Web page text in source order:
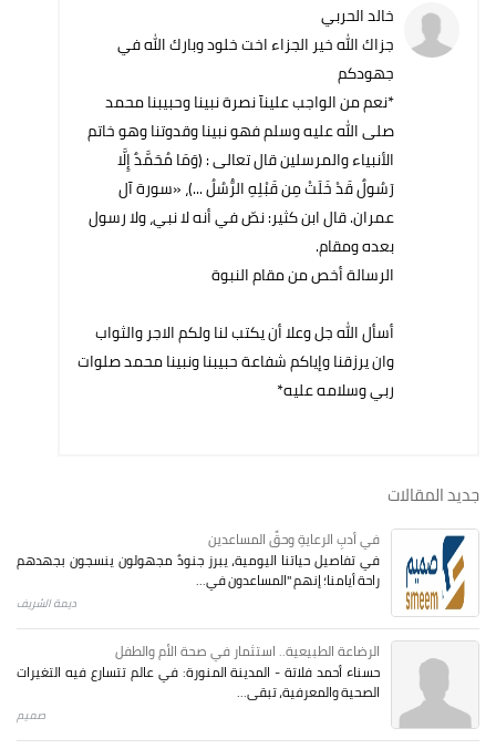
خالد الحربي
جزاك الله خير الجزاء اخت خلود وبارك الله في
جهودكم
*نعم من الواجب علينآ نصرة نبينا وحبيبنا محمد
صلى الله عليه وسلم فهو نبينا وقدوتنا وهو خاتم
الأنبياء والمرسلين قال تعالى : (وَمَا مُحَمَّدٌ إِلَّا
رَسُولٌ قَدْ خَلَتْ مِن قَبْلِهِ الرُّسُلُ ...)، «سورة آل
عمران. قال ابن كثير: نصّ في أنه لا نبي، ولا رسول
بعده ومقام.
الرسالة أخص من مقام النبوة
أسأل الله جل وعلا أن يكتب لنا ولكم الاجر والثواب
وان يرزقنا وإياكم شفاعة حبيبنا ونبينا محمد صلوات
ربي وسلامه عليه*
جديد المقالات
في أدبِ الرعايةِ وحقِّ المساعدين
في تفاصيل حياتنا اليومية، يبرز جنودٌ مجهولون ينسجون بجهدهم
راحة أيامنا؛ إنهم "المساعدون في...
ديمة الشريف
الرضاعة الطبيعية.. استثمار في صحة الأم والطفل
حسناء أحمد فلاتة - المدينة المنورة: في عالم تتسارع فيه التغيرات
الصحية والمعرفية، تبقى...
صميم